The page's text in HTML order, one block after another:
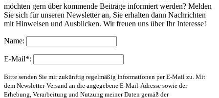
möchten gern über kommende Beiträge informiert werden? Melden
Sie sich für unseren Newsletter an, Sie erhalten dann Nachrichten
mit Hinweisen und Ausblicken. Wir freuen uns über Ihr Interesse!
Name:
E-Mail*:
Bitte senden Sie mir zukünftig regelmäßig Informationen per E-Mail zu. Mit
dem Newsletter-Versand an die angegebene E-Mail-Adresse sowie der
Erhebung, Verarbeitung und Nutzung meiner Daten gemäß der